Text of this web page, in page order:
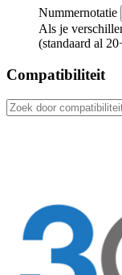
Nummernotatie
Als je
(standaard al
Compatibiliteit